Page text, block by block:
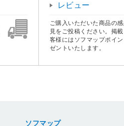
レビュー
ご購入いただいた商品の
見をご投稿ください。掲
客様にはソフマップポイ
ゼントいたします。
ソフマップ